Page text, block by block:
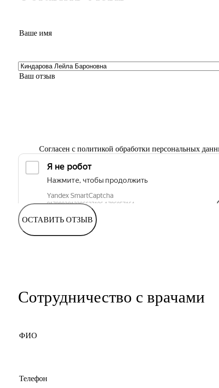
Согласен с политикой обработки персональных
ОСТАВИТЬ ОТЗЫВ
Сотрудничество с врачами